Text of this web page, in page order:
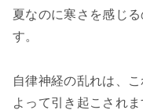
夏なのに寒さを感じ
す。
自律神経の乱れは、
よって引き起こされま